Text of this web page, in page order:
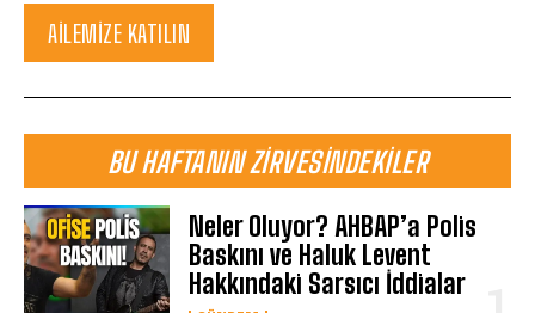
AILEMIZE KATILIN
BU HAFTANIN ZIRVESINDEKILER
Neler Oluyor? AHBAP’a Polis
Baskını ve Haluk Levent
Hakkındaki Sarsıcı İddialar